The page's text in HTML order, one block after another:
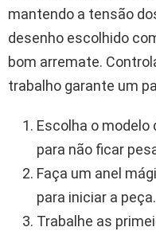
mantendo a tensão
desenho escolhido
bom arremate.
trabalho garante um
Escolha o modelo
para não ficar
Faça um anel
para iniciar a peça.
Trabalhe as